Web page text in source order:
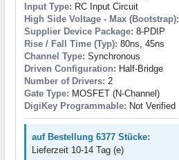
Input Type: RC Input Circuit
High Side Voltage - Max (Bootstrap):
Supplier Device Package: 8-PDIP
Rise / Fall Time (Typ): 80ns, 45ns
Channel Type: Synchronous
Driven Configuration: Half-Bridge
Number of Drivers: 2
Gate Type: MOSFET (N-Channel)
DigiKey Programmable: Not Verified
auf Bestellung 6377 Stücke:
Lieferzeit 10-14 Tag (e)